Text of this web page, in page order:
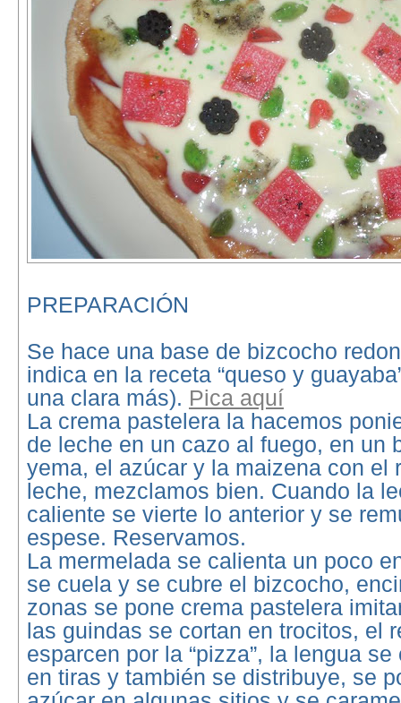
PREPARACIÓN
Se hace una base de bizcocho
indica en la receta “queso y
una clara más). Pica aquí
La crema pastelera la hacemos
de leche en un cazo al fuego, en un
yema, el azúcar y la maizena con el
leche, mezclamos bien. Cuando la
caliente se vierte lo anterior y se
espese. Reservamos.
La mermelada se calienta un poco
se cuela y se cubre el bizcocho,
zonas se pone crema pastelera
las guindas se cortan en trocitos, el
esparcen por la “pizza”, la lengua
en tiras y también se distribuye, se